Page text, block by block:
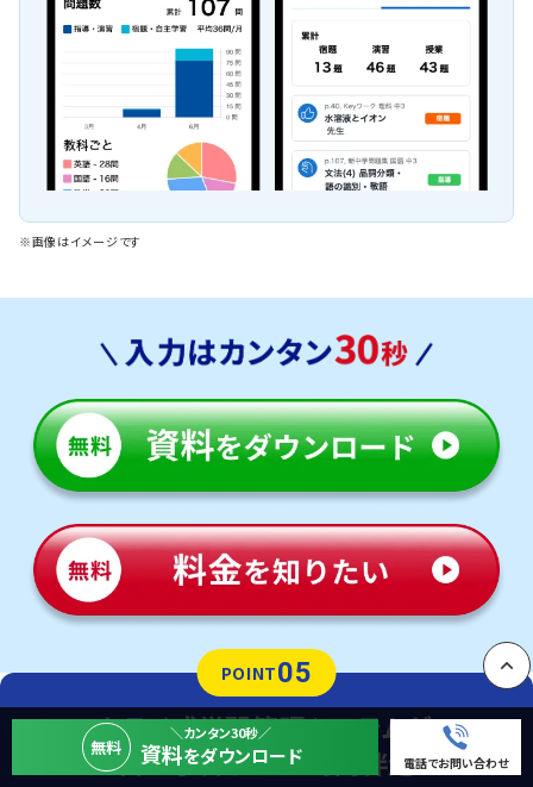
※画像はイメージです
POINT05
トライ式学習管理システムが
自主学習まで24時間伴走
無料
＼カンタン30秒／
資料をダウンロード 電話でお問い合わせ